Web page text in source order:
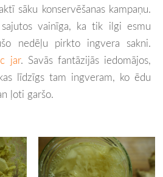
sāku konservēšanas kampaņu.
vainīga, ka tik ilgi esmu
nedēļu pirkto ingvera sakni.
jar. Savās fantāzijās iedomājos,
līdzīgs tam ingveram, ko ēdu
ļoti garšo.